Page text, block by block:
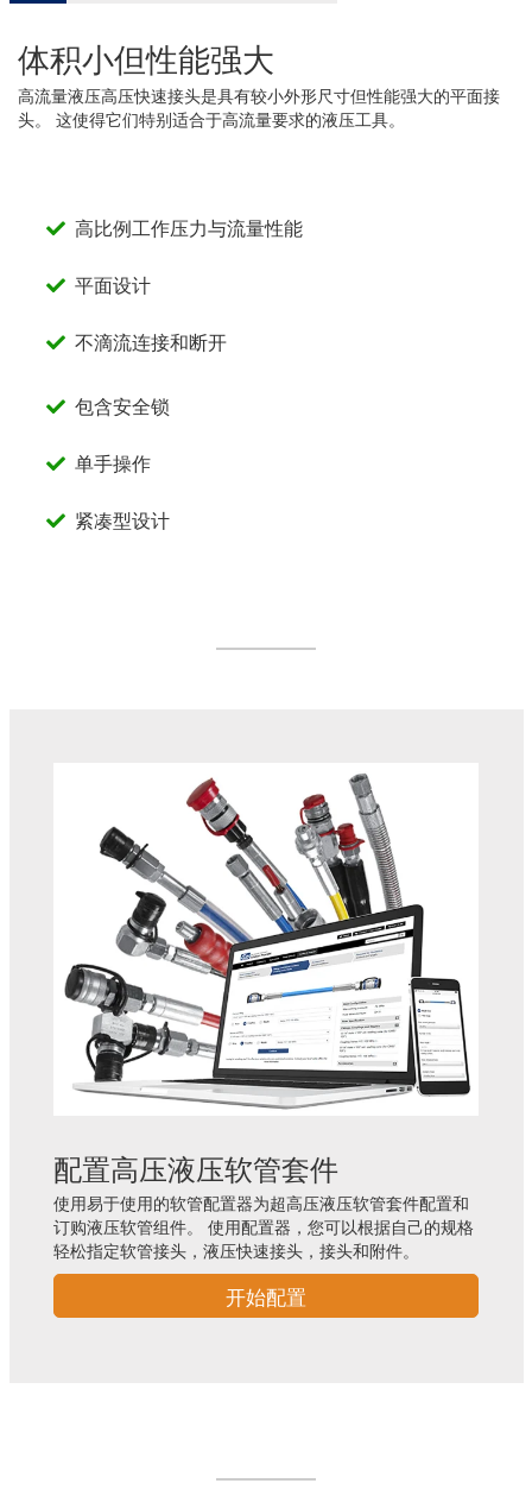
体积小但性能强大
高流量液压高压快速接头是具有较小外形尺寸但性能强大的平面接
头。 这使得它们特别适合于高流量要求的液压工具。
高比例工作压力与流量性能
平面设计
不滴流连接和断开
包含安全锁
单手操作
紧凑型设计
配置高压液压软管套件
使用易于使用的软管配置器为超高压液压软管套件配置和
订购液压软管组件。 使用配置器，您可以根据自己的规格
轻松指定软管接头，液压快速接头，接头和附件。
开始配置